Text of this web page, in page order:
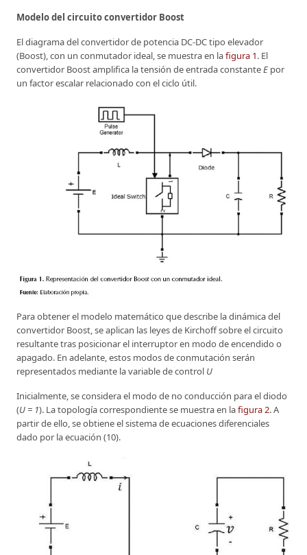
Modelo del circuito convertidor Boost
El diagrama del convertidor de potencia DC-DC tipo elevador
(Boost), con un conmutador ideal, se muestra en lafigura 1. El
convertidor Boost amplifica la tensión de entrada constanteE por
un factor escalar relacionado con el ciclo útil.
Para obtener el modelo matemático que describe la dinámica del
convertidor Boost, se aplican las leyes de Kirchoff sobre el circuito
resultante tras posicionar el interruptor en modo de encendido o
apagado. En adelante, estos modos de conmutación serán
representados mediante la variable de control U
Inicialmente, se considera el modo de no conducción para el diodo
(U = 1). La topología correspondiente se muestra en lafigura 2. A
partir de ello, se obtiene el sistema de ecuaciones diferenciales
dado por la ecuación (10).